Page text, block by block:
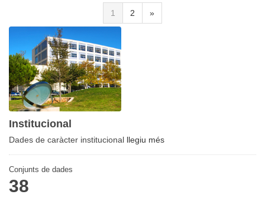
1 2 »
Institucional
Dades de caràcter institucional llegiu més
Conjunts de dades
38